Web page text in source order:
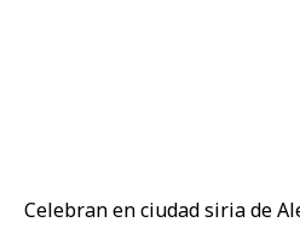
Celebran en ciudad siria de